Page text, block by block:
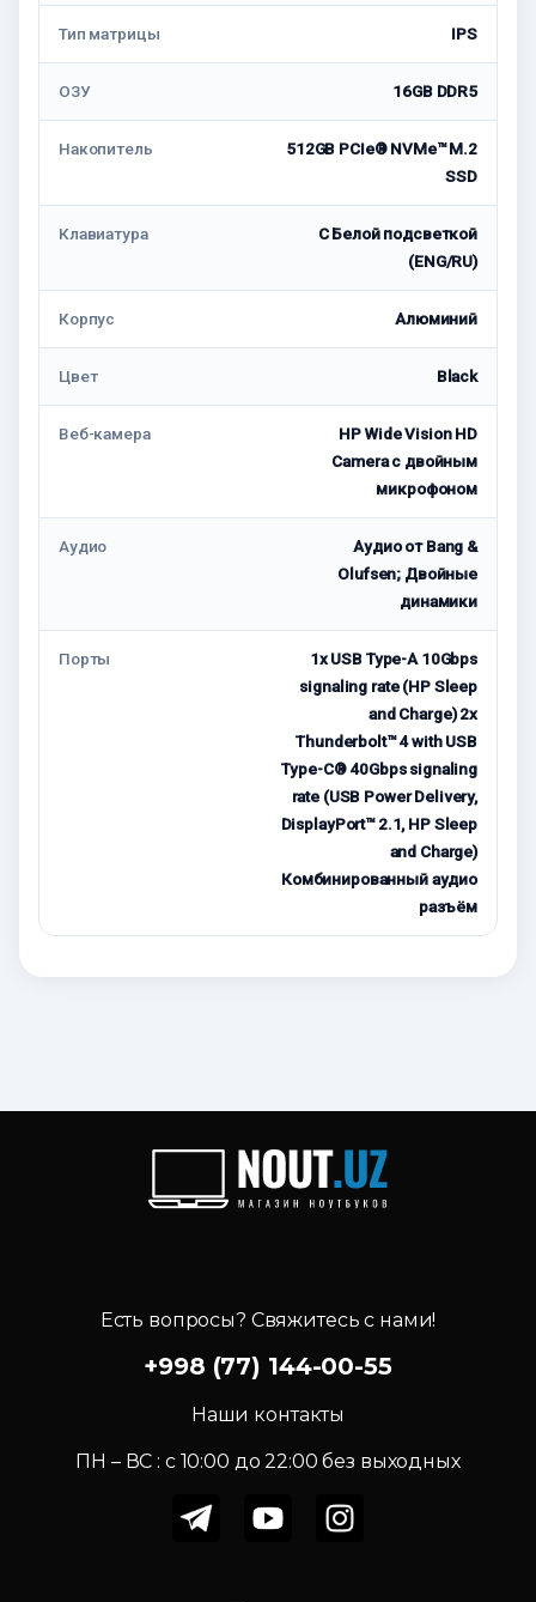
Тип матрицы IPS
ОЗУ 16GB DDR5
Накопитель
512GB PCIe® NVMe™ M.2
SSD
Клавиатура
С Белой подсветкой
(ENG/RU)
Корпус Алюминий
Цвет Black
Веб-камера
HP Wide Vision HD
Camera с двойным
микрофоном
Аудио
Аудио от Bang &
Olufsen; Двойные
динамики
Порты
1x USB Type-A 10Gbps
signaling rate (HP Sleep
and Charge) 2x
Thunderbolt™ 4 with USB
Type-C® 40Gbps signaling
rate (USB Power Delivery,
DisplayPort™ 2.1, HP Sleep
and Charge)
Комбинированный аудио
разъём
Есть вопросы? Свяжитесь с нами!
+998 (77) 144-00-55
Наши контакты
ПН – ВС : c 10:00 до 22:00 без выходных